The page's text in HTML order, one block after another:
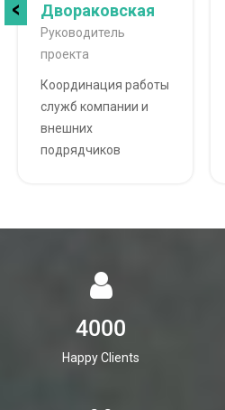
Двораковская
Руководитель
проекта
Координация работы
служб компании и
внешних
подрядчиков
4000
Happy Clients